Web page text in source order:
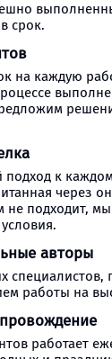
срок.
на каждую
к
через
не подходит,
авторы
специалистов,
работы на
работает